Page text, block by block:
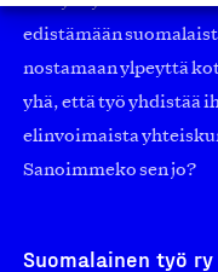
edistämään
nostamaan ylpeyttä
yhä, että työ yhdistää
elinvoimaista
Sanoimmeko sen jo?
Suomalainen työ ry